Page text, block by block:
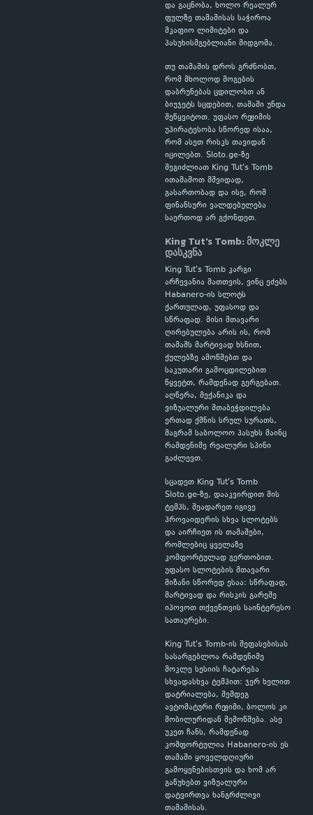
და გაცნობა, ხოლო რეალურ
ფულზე თამაშისას საჭიროა
მკაფიო ლიმიტები და
პასუხისმგებლიანი მიდგომა.
თუ თამაშის დროს გრძნობთ,
რომ მხოლოდ მოგების
დაბრუნებას ცდილობთ ან
ბიუჯეტს სცდებით, თამაში უნდა
შეწყვიტოთ. უფასო რეჟიმის
უპირატესობა სწორედ ისაა,
რომ ასეთ რისკს თავიდან
იცილებთ. Sloto.ge-ზე
შეგიძლიათ King Tut's Tomb
ითამაშოთ მშვიდად,
გასართობად და ისე, რომ
ფინანსური ვალდებულება
საერთოდ არ გქონდეთ.
King Tut's Tomb: მოკლე
დასკვნა
King Tut's Tomb კარგი
არჩევანია მათთვის, ვინც ეძებს
Habanero-ის სლოტს
ქართულად, უფასოდ და
სწრაფად. მისი მთავარი
ღირებულება არის ის, რომ
თამაშს მარტივად ხსნით,
ქულებზე ამოწმებთ და
საკუთარი გამოცდილებით
წყვეტთ, რამდენად გერგებათ.
აღწერა, მექანიკა და
ვიზუალური შთაბეჭდილება
ერთად ქმნის სრულ სურათს,
მაგრამ საბოლოო პასუხს მაინც
რამდენიმე რეალური სპინი
გაძლევთ.
სცადეთ King Tut's Tomb
Sloto.ge-ზე, დააკვირდით მის
ტემპს, შეადარეთ იგივე
პროვაიდერის სხვა სლოტებს
და აირჩიეთ ის თამაშები,
რომლებიც ყველაზე
კომფორტულად გერთობით.
უფასო სლოტების მთავარი
მიზანი სწორედ ესაა: სწრაფად,
მარტივად და რისკის გარეშე
იპოვოთ თქვენთვის საინტერესო
სათაურები.
King Tut's Tomb-ის შეფასებისას
სასარგებლოა რამდენიმე
მოკლე სესიის ჩატარება
სხვადასხვა ტემპით: ჯერ ხელით
დატრიალება, შემდეგ
ავტომატური რეჟიმი, ბოლოს კი
მობილურიდან შემოწმება. ასე
უკეთ ჩანს, რამდენად
კომფორტულია Habanero-ის ეს
თამაში ყოველდღიური
გამოყენებისთვის და ხომ არ
გაწუხებთ ვიზუალური
დატვირთვა ხანგრძლივი
თამაშისას.